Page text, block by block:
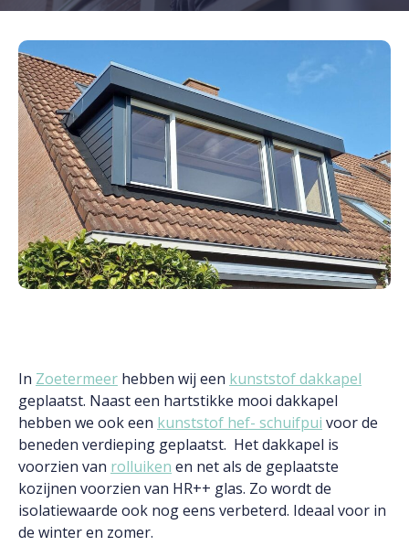
In Zoetermeer hebben wij een kunststof dakkapel
geplaatst. Naast een hartstikke mooi dakkapel
hebben we ook een kunststof hef- schuifpui voor de
beneden verdieping geplaatst. Het dakkapel is
voorzien van rolluiken en net als de geplaatste
kozijnen voorzien van HR++ glas. Zo wordt de
isolatiewaarde ook nog eens verbeterd. Ideaal voor in
de winter en zomer.